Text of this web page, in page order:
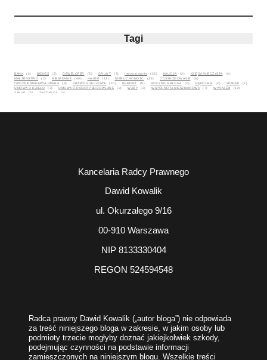
Tagi
BANK (2) BIZNES (2) DEWELOPER (5) GRUNT (3) Inwestowanie (23) KAUCJA (2) KSIĘGA WIECZYSTA
(4)
MAŁŻEŃSTWO
(2) MIESZKANIE (40) NAJEM (11) NIERUCHOMOŚĆ (22) ODSZKODOWANIE
(6)
OPÓŹNIENIEDEWELOPERA
(3) PRAWO RZECZOWE (10) REMONT (5) ROCZNICA BLOGA (2) RĘKOJMIA (2) SPADEK
(2)
UMOWA O DZIEŁO
(3) UMOWA O ROBOTY BUDOWLANE (3) WADY (2) WSPÓLNOTA MIESZKANIOWA (7) WYNAJEM
(12)
ZAKUP
(3) ZARZĄDCA (2)
Kancelaria Radcy Prawnego
Dawid Kowalik
ul. Okurzałego 9/16
00-910 Warszawa
NIP 8133330404
REGON 524594548
Radca prawny Dawid Kowalik („autor bloga”) nie odpowiada
za treść niniejszego bloga w zakresie, w jakim osoby lub
podmioty trzecie mogłyby doznać jakiejkolwiek szkody,
podejmując czynności na podstawie informacji
zamieszczonych na niniejszym blogu. Wszelkie treści